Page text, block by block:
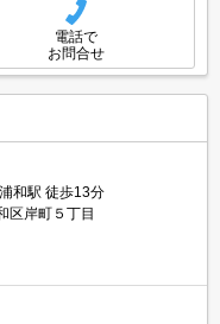
電話で
お問合せ
和駅 徒歩13分
区岸町５丁目